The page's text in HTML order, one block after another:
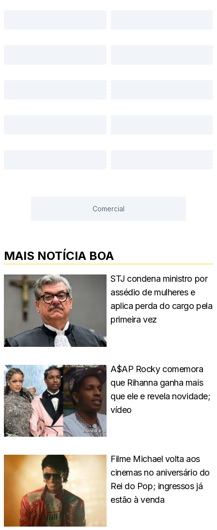
Comercial
MAIS NOTÍCIA BOA
STJ condena ministro por
assédio de mulheres e
aplica perda do cargo pela
primeira vez
A$AP Rocky comemora
que Rihanna ganha mais
que ele e revela novidade;
vídeo
Filme Michael volta aos
cinemas no aniversário do
Rei do Pop; ingressos já
estão à venda